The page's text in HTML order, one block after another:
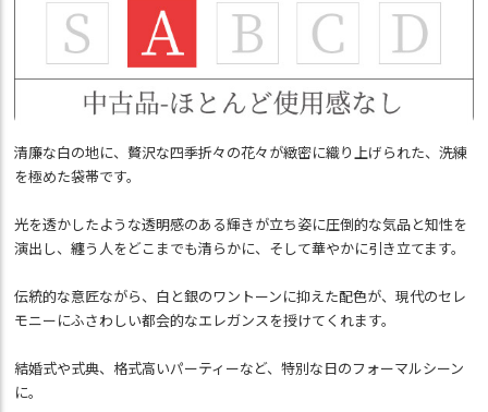
清廉な白の地に、贅沢な四季折々の花々が緻密に織り上げられた、洗練
を極めた袋帯です。
光を透かしたような透明感のある輝きが立ち姿に圧倒的な気品と知性を
演出し、纏う人をどこまでも清らかに、そして華やかに引き立てます。
伝統的な意匠ながら、白と銀のワントーンに抑えた配色が、現代のセレ
モニーにふさわしい都会的なエレガンスを授けてくれます。
結婚式や式典、格式高いパーティーなど、特別な日のフォーマルシーン
に。